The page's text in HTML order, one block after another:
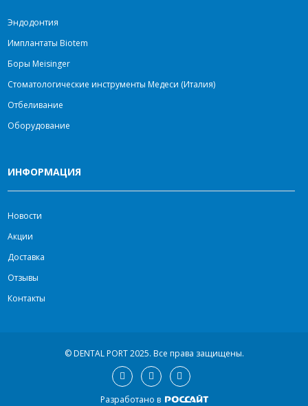
Эндодонтия
Имплантаты Biotem
Боры Meisinger
Стоматологические инструменты Медеси (Италия)
Отбеливание
Оборудование
ИНФОРМАЦИЯ
Новости
Акции
Доставка
Отзывы
Контакты
© DENTAL PORT 2025. Все права защищены.
Разработано в